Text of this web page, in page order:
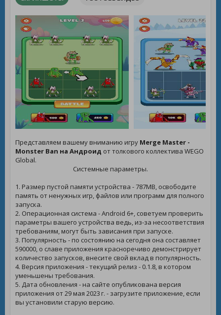
Представляем вашему вниманию игру Merge Master -
Monster Ban на Андроид от толкового коллектива WEGO
Global.
Системные параметры.
1. Размер пустой памяти устройства - 787MB, освободите
память от ненужных игр, файлов или программ для полного
запуска.
2. Операционная система - Android 6+, советуем проверить
параметры вашего устройства ведь, из-за несоответствия
требованиям, могут быть зависания при запуске.
3. Популярность - по состоянию на сегодня она составляет
590000, о славе приложения красноречиво демонстрирует
количество запусков, внесите свой вклад в популярность.
4. Версия приложения - текущий релиз - 0.1.8, в котором
уменьшены требования.
5. Дата обновления - на сайте опубликована версия
приложения от 29 мая 2023 г. - загрузите приложение, если
вы установили старую версию.